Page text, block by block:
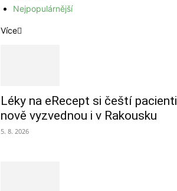
Nejpopulárnější
Více
Léky na eRecept si čeští pacienti
nově vyzvednou i v Rakousku
5. 8. 2026